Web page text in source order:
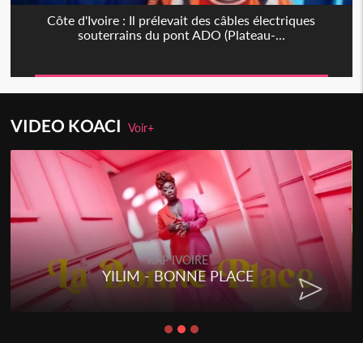
Côte d'Ivoire : Il prélevait des câbles électriques
souterrains du pont ADO (Plateau-...
VIDEO KOACIVoir+
RAP IVOIRE
YILIM - BONNE PLACE